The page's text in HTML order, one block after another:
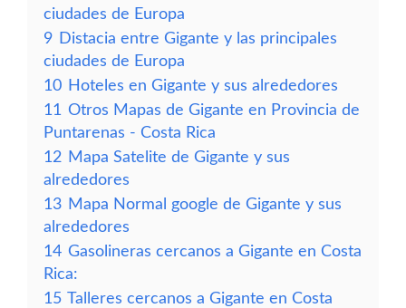
ciudades de Europa
9 Distacia entre Gigante y las principales
ciudades de Europa
10 Hoteles en Gigante y sus alrededores
11 Otros Mapas de Gigante en Provincia de
Puntarenas - Costa Rica
12 Mapa Satelite de Gigante y sus
alrededores
13 Mapa Normal google de Gigante y sus
alrededores
14 Gasolineras cercanos a Gigante en Costa
Rica:
15 Talleres cercanos a Gigante en Costa